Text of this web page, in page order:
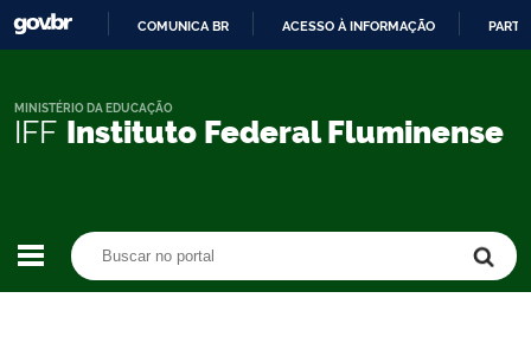
CONTEÚDO
COMUNICA BR ACESSO À INFORMAÇÃO
IFF Instituto Federal Fluminense
MINISTÉRIO DA EDUCAÇÃO